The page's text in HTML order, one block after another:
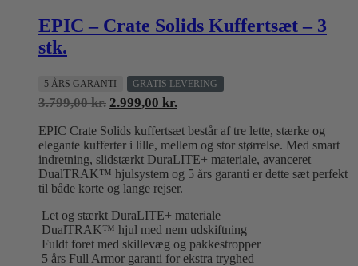
EPIC – Crate Solids Kuffertsæt – 3
stk.
5 ÅRS GARANTI GRATIS LEVERING
3.799,00kr. Den
pris
var:
3.799,00 kr..
2.999,00 kr.Den
pris
er:
2.999,00 kr..
EPIC Crate Solids kuffertsæt består af tre lette, stærke og
elegante kufferter i lille, mellem og stor størrelse. Med smart
indretning, slidstærkt DuraLITE+ materiale, avanceret
DualTRAK™ hjulsystem og 5 års garanti er dette sæt perfekt
til både korte og lange rejser.
Let og stærkt DuraLITE+ materiale
DualTRAK™ hjul med nem udskiftning
Fuldt foret med skillevæg og pakkestropper
5 års Full Armor garanti for ekstra tryghed